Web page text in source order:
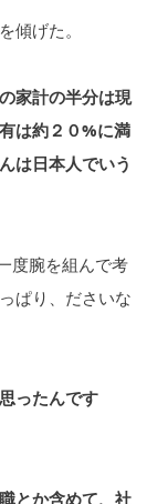
傾げた。
家計の半分は現
は約２０%に満
は日本人でいう
度腕を組んで考
ぱり、ださいな
ったんです
とか含めて、社